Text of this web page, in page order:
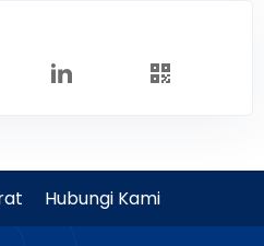
Hubungi Kami